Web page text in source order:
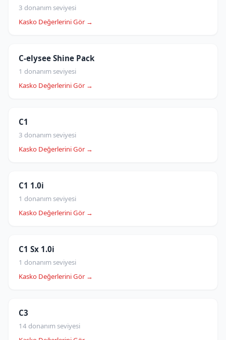
3 donanım seviyesi
Kasko Değerlerini Gör →
C-elysee Shine Pack
1 donanım seviyesi
Kasko Değerlerini Gör →
C1
3 donanım seviyesi
Kasko Değerlerini Gör →
C1 1.0i
1 donanım seviyesi
Kasko Değerlerini Gör →
C1 Sx 1.0i
1 donanım seviyesi
Kasko Değerlerini Gör →
C3
14 donanım seviyesi